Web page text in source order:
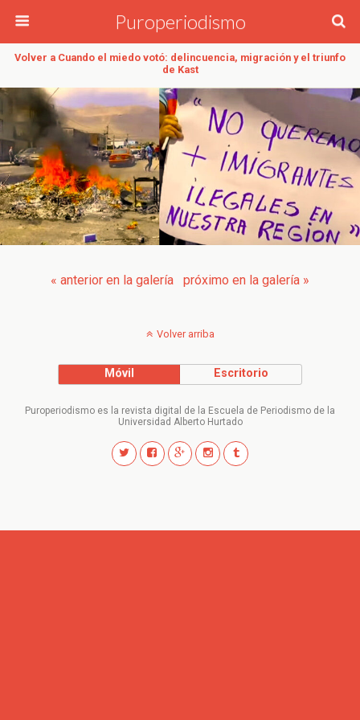
Puroperiodismo
Volver a Cuando el miedo votó: delincuencia, migración y el triunfo
de Kast
« anterior en la galería próximo en la galería »
Volver arriba
Móvil Escritorio
Puroperiodismo es la revista digital de la Escuela de Periodismo de la
Universidad Alberto Hurtado